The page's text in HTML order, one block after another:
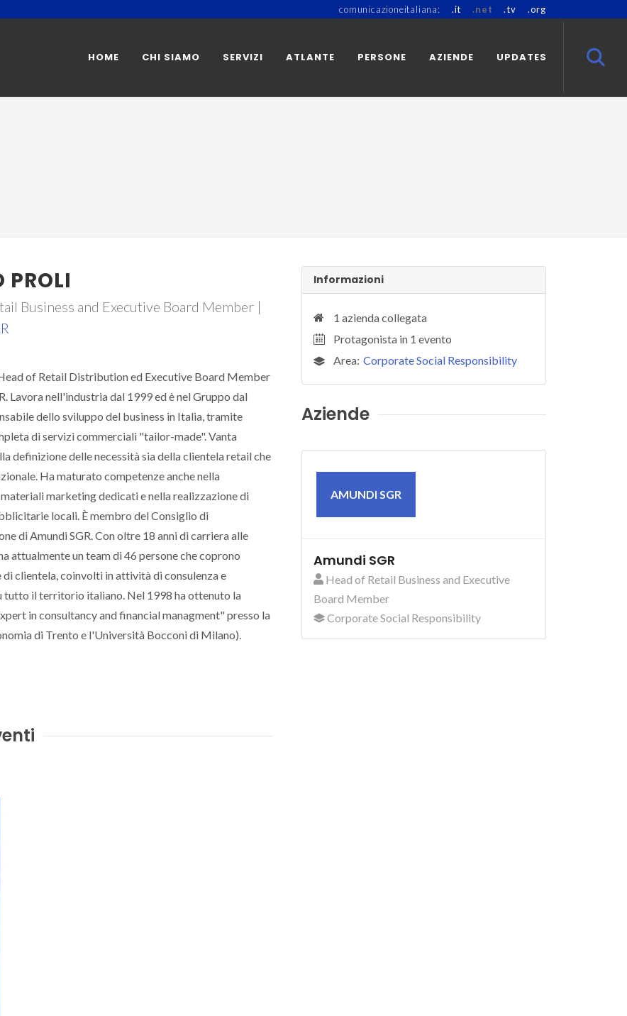
comunicazioneitaliana: .it .net .tv .org
HOME CHI SIAMO SERVIZI ATLANTE PERSONE AZIENDE UPDATES
PROLI
Business and Executive Board Member |
of Retail Distribution ed Executive Board Member
Lavora nell'industria dal 1999 ed è nel Gruppo dal
dello sviluppo del business in Italia, tramite
di servizi commerciali "tailor-made". Vanta
definizione delle necessità sia della clientela retail che
Ha maturato competenze anche nella
marketing dedicati e nella realizzazione di
locali. È membro del Consiglio di
di Amundi SGR. Con oltre 18 anni di carriera alle
attualmente un team di 46 persone che coprono
di clientela, coinvolti in attività di consulenza e
tutto il territorio italiano. Nel 1998 ha ottenuto la
in consultancy and financial managment" presso la
di Trento e l'Università Bocconi di Milano).
Informazioni
1 azienda collegata
Protagonista in 1 evento
Area: Corporate Social Responsibility
Aziende
AMUNDI SGR
Amundi SGR
Head of Retail Business and Executive
Board Member
Corporate Social Responsibility